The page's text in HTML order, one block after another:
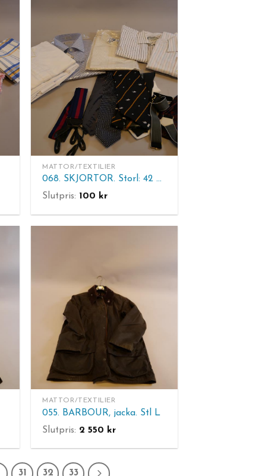
MATTOR/TEXTILIER
068. SKJORTOR. Storl: 42 Oanvända och begagnade.
Slutpris: 100 kr
MATTOR/TEXTILIER
055. BARBOUR, jacka. Stl L
Slutpris: 2 550 kr
31 32 33